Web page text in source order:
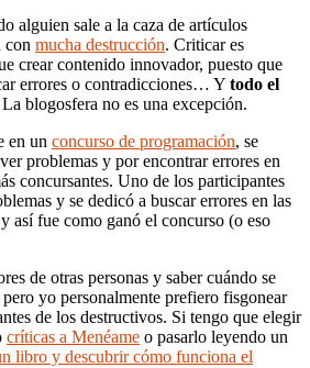
alguien sale a la caza de artículos
con mucha destrucción. Criticar es
crear contenido innovador, puesto que
errores o contradicciones… Y todo el
La blogosfera no es una excepción.
en un concurso de programación, se
problemas y por encontrar errores en
concursantes. Uno de los participantes
y se dedicó a buscar errores en las
así fue como ganó el concurso (o eso
de otras personas y saber cuándo se
yo personalmente prefiero fisgonear
de los destructivos. Si tengo que elegir
críticas a Menéame o pasarlo leyendo un
libro y descubrir cómo funciona el